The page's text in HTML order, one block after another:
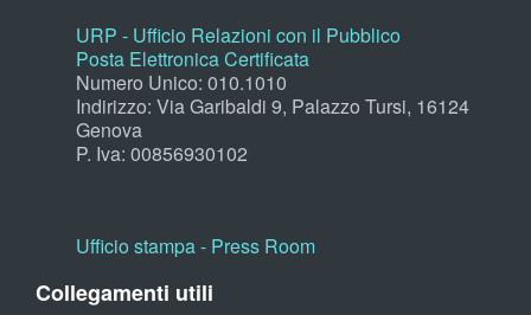
URP - Ufficio Relazioni con il Pubblico
Posta Elettronica Certificata
Numero Unico: 010.1010
Indirizzo: Via Garibaldi 9, Palazzo Tursi, 16124
Genova
P. Iva: 00856930102
Ufficio stampa - Press Room
Collegamenti utili